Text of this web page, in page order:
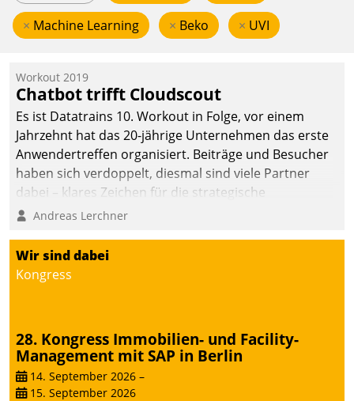
× Machine Learning × Beko × UVI
Workout 2019
Chatbot trifft Cloudscout
Es ist Datatrains 10. Workout in Folge, vor einem
Jahrzehnt hat das 20-jährige Unternehmen das erste
Anwendertreffen organisiert. Beiträge und Besucher
haben sich verdoppelt, diesmal sind viele Partner
dabei – klares Zeichen für die strategische
Fokussierung auf den Kunden.
Andreas Lerchner
Wir sind dabei
Kongress
28. Kongress Immobilien- und Facility-
Management mit SAP in Berlin
14. September 2026 –
15. September 2026